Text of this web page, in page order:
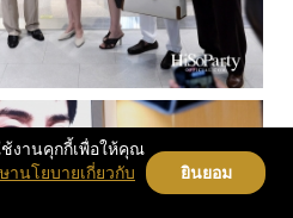
ช้งานคุกกี้เพื่อให้คุณ
านโยบายเกี่ยวกับ
ยินยอม